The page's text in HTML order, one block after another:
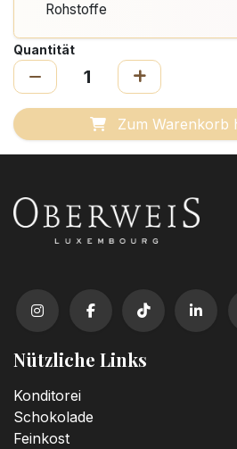
Rohstoffe
Quantität
Zum Warenkorb
Nützliche Links
Konditorei
Schokolade
Feinkost